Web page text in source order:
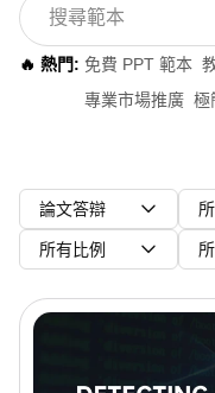
🔥 熱門: 免費 PPT 範本
專業市場推廣 極
論文答辯
所有比例